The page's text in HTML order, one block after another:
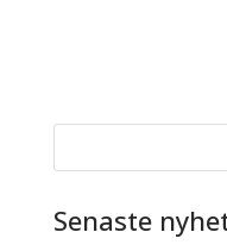
Senaste